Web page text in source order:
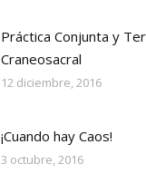
Práctica Conjunta y
Craneosacral
12 diciembre, 2016
¡Cuando hay Caos!
3 octubre, 2016